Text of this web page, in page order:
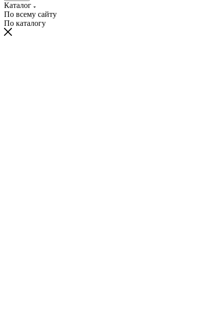
Каталог
По всему сайту
По каталогу